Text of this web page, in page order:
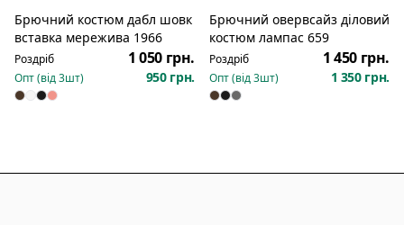
Брючний костюм дабл шовк
вставка мережива 1966
Роздріб 1 050 грн.
Опт (від3шт) 950 грн.
Брючний овервсайз діловий
костюм лампас 659
Роздріб 1 450 грн.
Опт (від3шт) 1 350 грн.